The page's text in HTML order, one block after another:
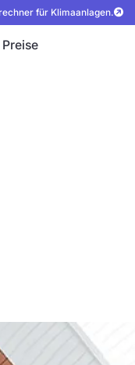
für Klimaanlagen.
Preise